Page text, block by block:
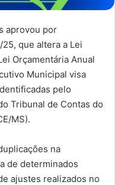
aprovou por
que altera a Lei
Orçamentária Anual
Municipal visa
pelo
Tribunal de Contas do
MS).
na
de determinados
ajustes realizados no